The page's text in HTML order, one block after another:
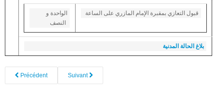
Fête de la ville 2015
Le Colloque Scientifique National : Kairouan et Monastir..Histoire et
Le sixième Symposium international sur le patrimoine architectural
méditerranéen
NEWS DE MONASTIR
الواحدة و
قبول التعازي بمقبرة الإمام المازري على الساعة
بلاغ الحالة المدنية
Précédent Suivant